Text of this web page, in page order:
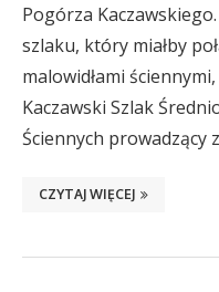
Pogórza
szlaku, który miałby
malowidłami
Kaczawski Szlak
Ściennych prowadzący
CZYTAJ WIĘCEJ